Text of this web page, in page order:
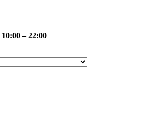
10:00 – 22:00